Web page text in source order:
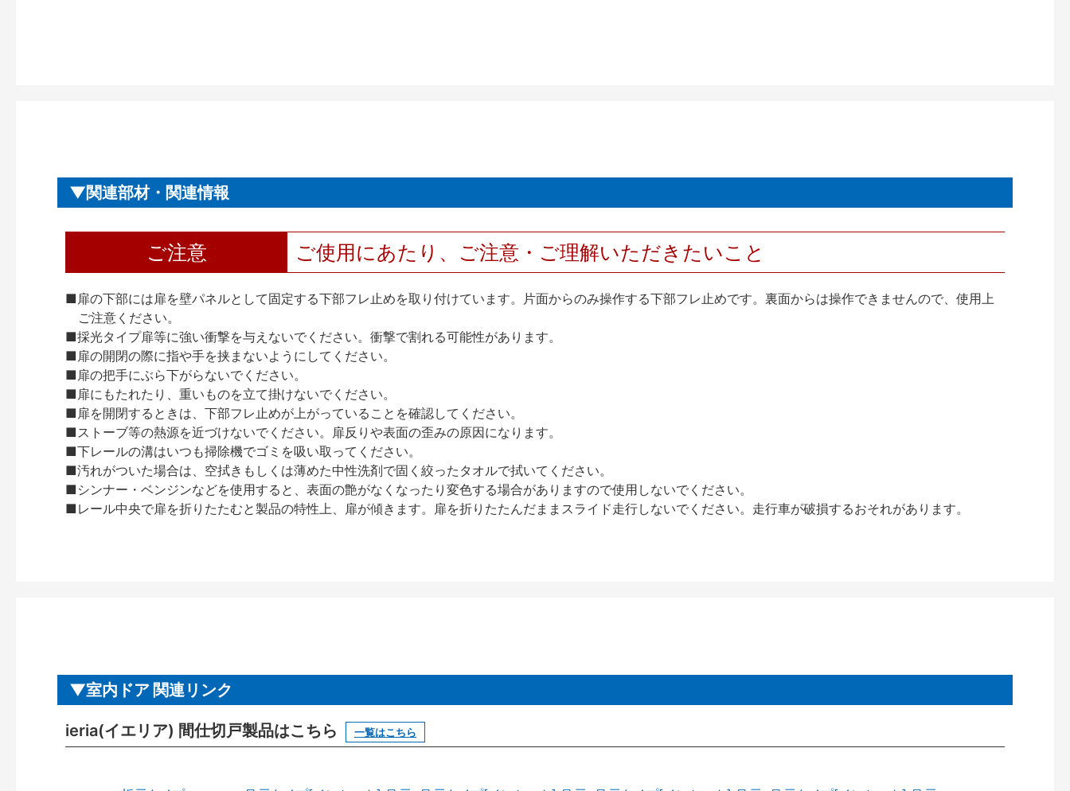
関連部材・関連情報
ご注意 ご使用にあたり、ご注意・ご理解いただきたいこと
■扉の下部には扉を壁パネルとして固定する下部フレ止めを取り付けています。片面からのみ操作する下部フレ止めです。裏面からは操作できませんので、使用上
ご注意ください。
■採光タイプ扉等に強い衝撃を与えないでください。衝撃で割れる可能性があります。
■扉の開閉の際に指や手を挟まないようにしてください。
■扉の把手にぶら下がらないでください。
■扉にもたれたり、重いものを立て掛けないでください。
■扉を開閉するときは、下部フレ止めが上がっていることを確認してください。
■ストーブ等の熱源を近づけないでください。扉反りや表面の歪みの原因になります。
■下レールの溝はいつも掃除機でゴミを吸い取ってください。
■汚れがついた場合は、空拭きもしくは薄めた中性洗剤で固く絞ったタオルで拭いてください。
■シンナー・ベンジンなどを使用すると、表面の艶がなくなったり変色する場合がありますので使用しないでください。
■レール中央で扉を折りたたむと製品の特性上、扉が傾きます。扉を折りたたんだままスライド走行しないでください。走行車が破損するおそれがあります。
室内ドア 関連リンク
ieria(イエリア) 間仕切戸製品はこちら 一覧はこちら